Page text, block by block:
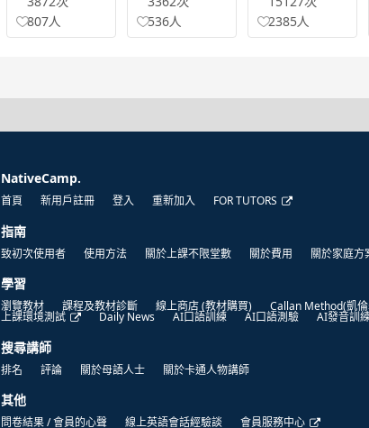
807人
536人
2385人
NativeCamp.
首頁 新用戶註冊 登入 重新加入 FOR TUTORS
指南
致初次使用者 使用方法 關於上課不限堂數 關於費用 關於家庭方
學習
瀏覽教材 課程及教材診斷 線上商店 (教材購買) Callan Method(凱
上課環境測試 Daily News AI口語訓練 AI口語測驗 AI發音訓
搜尋講師
排名 評論 關於母語人士 關於卡通人物講師
其他
問卷結果 / 會員的心聲 線上英語會話經驗談 會員服務中心